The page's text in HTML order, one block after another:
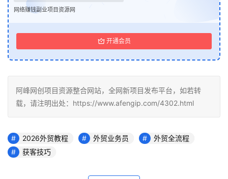
网络赚钱副业项目资源网
开通会员
阿峰网创项目资源整合网站，全网新项目发布平台，如若转
载，请注明出处：https://www.afengip.com/4302.html
2026外贸教程 外贸业务员
外贸全流程
获客技巧